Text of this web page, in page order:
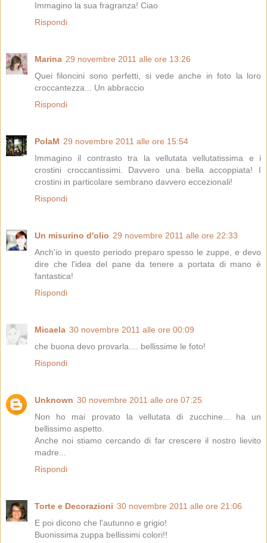
Immagino la sua fragranza! Ciao
Rispondi
Marina 29 novembre 2011 alle ore 13:26
Quei filoncini sono perfetti, si vede anche in foto la loro
croccantezza... Un abbraccio
Rispondi
PolaM 29 novembre 2011 alle ore 15:54
Immagino il contrasto tra la vellutata vellutatissima e i
crostini croccantissimi. Davvero una bella accoppiata! I
crostini in particolare sembrano davvero eccezionali!
Rispondi
Un misurino d'olio 29 novembre 2011 alle ore 22:33
Anch'io in questo periodo preparo spesso le zuppe, e devo
dire che l'idea del pane da tenere a portata di mano è
fantastica!
Rispondi
Micaela 30 novembre 2011 alle ore 00:09
che buona devo provarla.... bellissime le foto!
Rispondi
Unknown 30 novembre 2011 alle ore 07:25
Non ho mai provato la vellutata di zucchine... ha un
bellissimo aspetto.
Anche noi stiamo cercando di far crescere il nostro lievito
madre...
Rispondi
Torte e Decorazioni 30 novembre 2011 alle ore 21:06
E poi dicono che l'autunno e grigio!
Buonissima zuppa bellissimi colori!!